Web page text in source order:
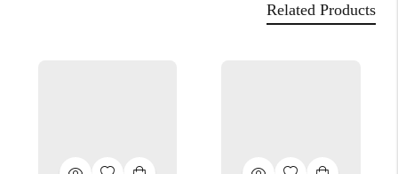
Related Products